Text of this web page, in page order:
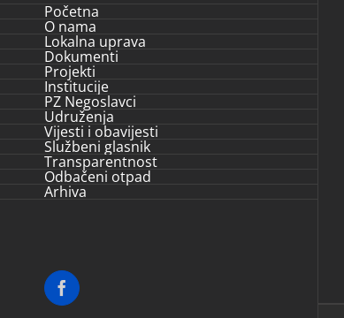
Početna
O nama
Lokalna uprava
Dokumenti
Projekti
Institucije
PZ Negoslavci
Udruženja
Vijesti i obavijesti
Službeni glasnik
Transparentnost
Odbačeni otpad
Arhiva
Facebook